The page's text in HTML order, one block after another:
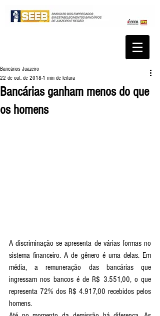
Bancárias ganham menos do que
os homens
Bancários Juazeiro
22 de out. de 2018 1 min de leitura
A discriminação se apresenta de várias formas no
sistema financeiro. A de gênero é uma delas. Em
média, a remuneração das bancárias que
ingressam nos bancos é de R$ 3.551,00, o que
representa 72% dos R$ 4.917,00 recebidos pelos
homens.